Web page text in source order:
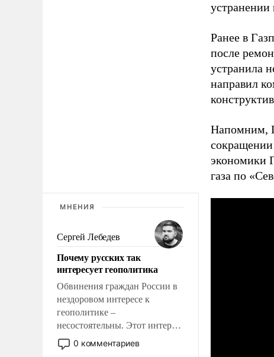
МНЕНИЯ
Сергей Лебедев
Почему русских так
интересует геополитика
Обвинения граждан России в
нездоровом интересе к
геополитике –
несостоятельны. Этот интерес
рационален и прагматичен. Он
обусловлен тысячелетним
0 комментариев
Ранее в
после
устранила
направил
Напомним,
экономики
газа по